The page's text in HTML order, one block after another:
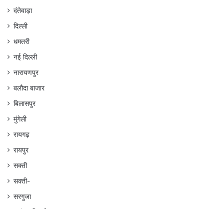
दंतेवाड़ा
दिल्ली
धमतरी
नई दिल्ली
नारायणपुर
बलौदा बाजार
बिलासपुर
मुंगेली
रायगढ़
रायपुर
सक्ती
सक्ती-
सरगुजा